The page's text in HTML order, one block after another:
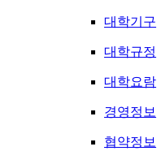
대학기구
대학규정
대학요람
경영정보
협약정보